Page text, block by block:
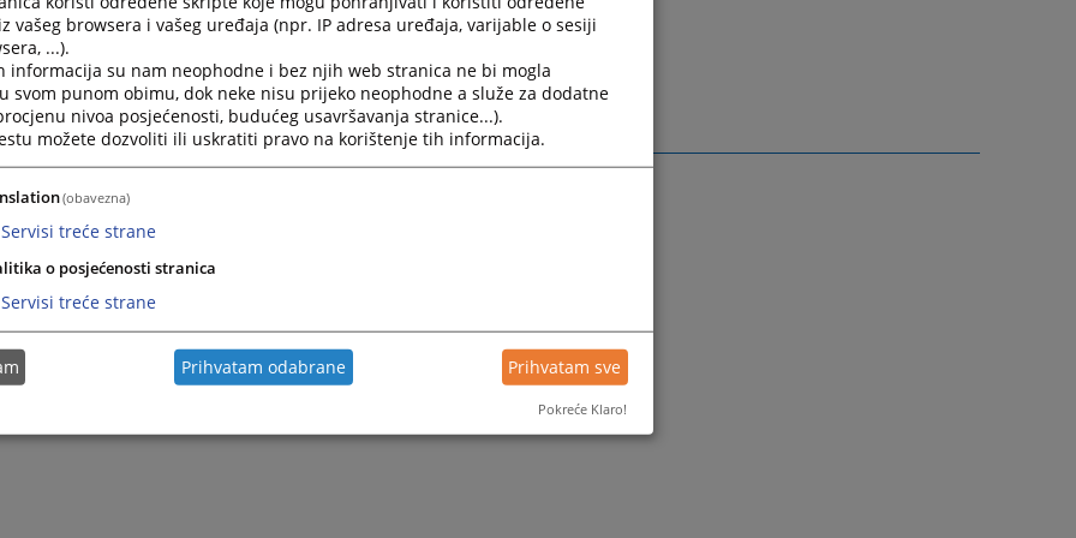
140
010
vašeg browsera i vašeg uređaja (npr. IP adresa uređaja, varijable o sesiji
...).
informacija su nam neophodne i bez njih web stranica ne bi mogla
svom punom obimu, dok neke nisu prijeko neophodne a služe za dodatne
nivoa posjećenosti, budućeg usavršavanja stranice...).
možete dozvoliti ili uskratiti pravo na korištenje tih informacija.
(obavezna)
Servisi treće strane
o posjećenosti stranica
Servisi treće strane
Prihvatam odabrane Prihvatam sve
Pokreće Klaro!